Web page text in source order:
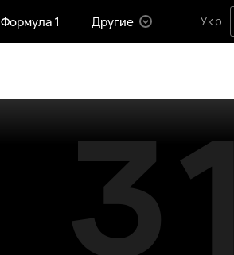
Формула 1 Другие Укр
31